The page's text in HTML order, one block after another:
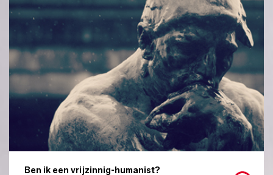
Ben ik een vrijzinnig-humanist?